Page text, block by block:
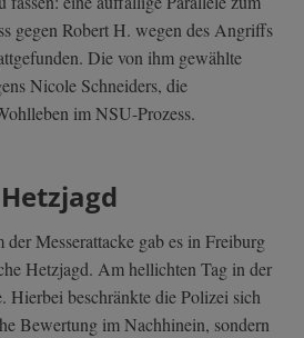
gegen Robert H. wegen des Angriffs
Die von ihm gewählte
Nicole Schneiders, die
im NSU-Prozess.
Messerattacke gab es in Freiburg
Hetzjagd. Am hellichten Tag in der
Hierbei beschränkte die Polizei sich
Bewertung im Nachhinein, sondern